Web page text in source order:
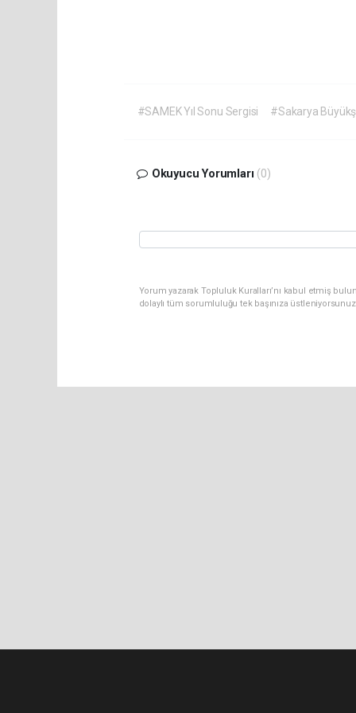
#SAMEK Yıl Sonu Sergisi #Sakarya
Okuyucu Yorumları (0)
Yorum yazarak Topluluk Kuralları’nı kabul etmiş
dolaylı tüm sorumluluğu tek başınıza